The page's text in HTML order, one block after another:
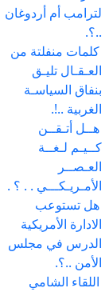
لترامب أم أردوغان
..؟.
كلمات منفلتة من
العـقـال تليـق
بنفاق السياسـة
الغربية ..!.
هــل أتـقــن
كــيـم لـغــة
العـصــر
الأمـريـكـــي . . ؟ .
هل تستوعب
الادارة الأمريكية
الدرس في مجلس
الأمن ..؟.
اللقاء الشامي